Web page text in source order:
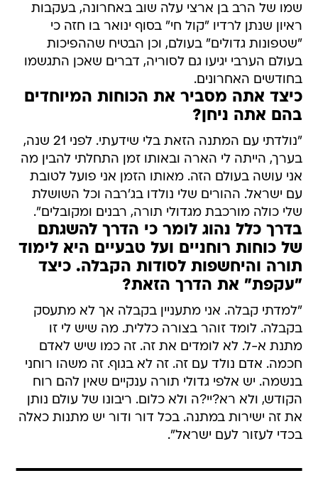
שמו של הרב בן ארצי עלה שוב באחרונה, בעקבות
ראיון שנתן לרדיו "קול חי" בסוף ינואר בו חזה כי
"שטפונות גדולים" בעולם, וכן הבטיח שההפיכות
בעולם הערבי יגיעו גם לסוריה, דברים שאכן התגשמו
בחודשים האחרונים.
כיצד אתה מסביר את הכוחות המיוחדים
בהם אתה ניחן?
"נולדתי עם המתנה הזאת בלי שידעתי. לפני 21 שנה,
בערך, הייתה לי הארה ובאותו זמן התחלתי להבין מה
אני עושה בעולם הזה. מאותו הזמן אני פועל לטובת
עם ישראל. ההורים שלי נולדו בג'רבה וכל השושלת
שלי כולה מורכבת מגדולי תורה, רבנים ומקובלים".
בדרך כלל נהוג לומר כי הדרך להשגתם
של כוחות רוחניים ועל טבעיים היא לימוד
תורה והיחשפות לסודות הקבלה. כיצד
"עקפת" את הדרך הזאת?
"למדתי קבלה. אני מתעניין בקבלה אך לא מתעסק
בקבלה. לומד זוהר בצורה כללית. מה שיש לי זו
מתנת א-ל. לא לומדים את זה. זה כמו שיש לאדם
חכמה. אדם נולד עם זה. זה לא בגוף. זה משהו רוחני
בנשמה. יש אלפי גדולי תורה ענקיים שאין להם רוח
הקודש, ולא רא?יי?ה ולא כלום. ריבונו של עולם נותן
את זה ישירות במתנה. בכל דור ודור יש מתנות כאלה
בכדי לעזור לעם ישראל".